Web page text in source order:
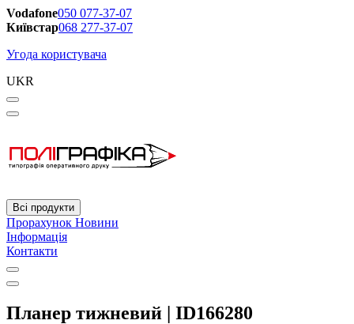
Vodafone050 077-37-07
Київстар068 277-37-07
Угода користувача
UKR
Всі продукти
Прорахунок Новини
Інформація
Контакти
Планер тижневий | ID166280